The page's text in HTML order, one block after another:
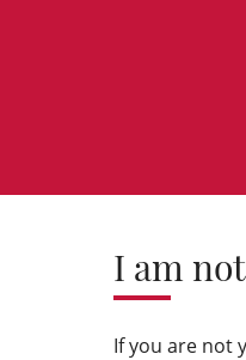
I am
If you are not